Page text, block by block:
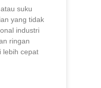
suku
yang tidak
industri
ringan
lebih cepat